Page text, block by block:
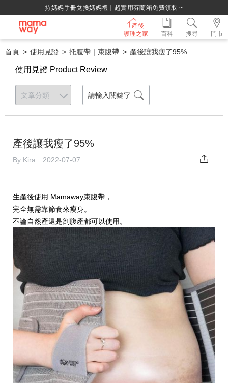
持媽媽手冊兌換媽媽禮｜超實用芬蘭箱免費領取 ~
產後
護理之家
門市
百科 搜尋
首頁 使用見證 托腹帶｜束腹帶 產後讓我瘦了95%
使用見證 Product Review
產後讓我瘦了95%
By Kira 2022-07-07
生產後使用 Mamaway束腹帶，
完全無需靠節食來瘦身。
不論自然產還是剖腹產都可以使用。